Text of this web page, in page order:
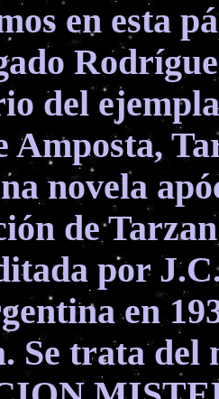
en esta
del
Amposta,
novela
de
por
en
Se trata del